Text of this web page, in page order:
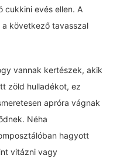
cukkini evés ellen. A
következő tavasszal
vannak kertészek, akik
zöld hulladékot, ez
apróra vágnak
Néha
hagyott
vitázni vagy